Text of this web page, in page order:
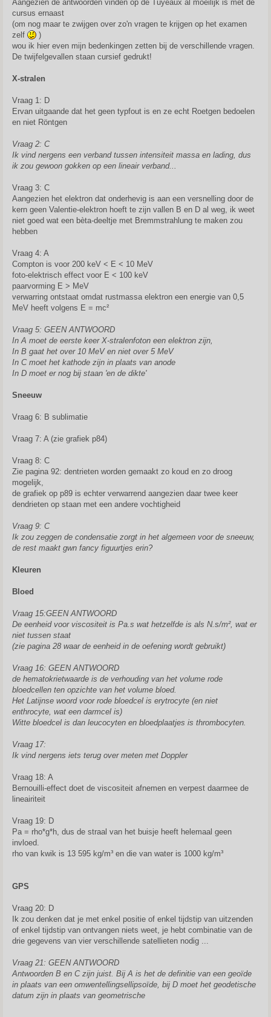
t
Aangezien de antwoorden vinden op de Tuyeaux al moeilijk is met de
cursus ernaast
(om nog maar te zwijgen over zo'n vragen te krijgen op het examen
zelf
)
wou ik hier even mijn bedenkingen zetten bij de verschillende vragen.
De twijfelgevallen staan cursief gedrukt!
X-stralen
Vraag 1: D
Ervan uitgaande dat het geen typfout is en ze echt Roetgen bedoelen
en niet Röntgen
Vraag 2: C
Ik vind nergens een verband tussen intensiteit massa en lading, dus
ik zou gewoon gokken op een lineair verband...
Vraag 3: C
Aangezien het elektron dat onderhevig is aan een versnelling door de
kern geen Valentie-elektron hoeft te zijn vallen B en D al weg, ik weet
niet goed wat een bèta-deeltje met Bremmstrahlung te maken zou
hebben
Vraag 4: A
Compton is voor 200 keV < E < 10 MeV
foto-elektrisch effect voor E < 100 keV
paarvorming E > MeV
verwarring ontstaat omdat rustmassa elektron een energie van 0,5
MeV heeft volgens E = mc²
Vraag 5: GEEN ANTWOORD
In A moet de eerste keer X-stralenfoton een elektron zijn,
In B gaat het over 10 MeV en niet over 5 MeV
In C moet het kathode zijn in plaats van anode
In D moet er nog bij staan 'en de dikte'
Sneeuw
Vraag 6: B sublimatie
Vraag 7: A (zie grafiek p84)
Vraag 8: C
Zie pagina 92: dentrieten worden gemaakt zo koud en zo droog
mogelijk,
de grafiek op p89 is echter verwarrend aangezien daar twee keer
dendrieten op staan met een andere vochtigheid
Vraag 9: C
Ik zou zeggen de condensatie zorgt in het algemeen voor de sneeuw,
de rest maakt gwn fancy figuurtjes erin?
Kleuren
Bloed
Vraag 15:GEEN ANTWOORD
De eenheid voor viscositeit is Pa.s wat hetzelfde is als N.s/m², wat er
niet tussen staat
(zie pagina 28 waar de eenheid in de oefening wordt gebruikt)
Vraag 16: GEEN ANTWOORD
de hematokrietwaarde is de verhouding van het volume rode
bloedcellen ten opzichte van het volume bloed.
Het Latijnse woord voor rode bloedcel is erytrocyte (en niet
enthrocyte, wat een darmcel is)
Witte bloedcel is dan leucocyten en bloedplaatjes is thrombocyten.
Vraag 17:
Ik vind nergens iets terug over meten met Doppler
Vraag 18: A
Bernouilli-effect doet de viscositeit afnemen en verpest daarmee de
lineairiteit
Vraag 19: D
Pa = rho*g*h, dus de straal van het buisje heeft helemaal geen
invloed.
rho van kwik is 13 595 kg/m³ en die van water is 1000 kg/m³
GPS
Vraag 20: D
Ik zou denken dat je met enkel positie of enkel tijdstip van uitzenden
of enkel tijdstip van ontvangen niets weet, je hebt combinatie van de
drie gegevens van vier verschillende satellieten nodig ...
Vraag 21: GEEN ANTWOORD
Antwoorden B en C zijn juist. Bij A is het de definitie van een geoïde
in plaats van een omwentellingsellipsoïde, bij D moet het geodetische
datum zijn in plaats van geometrische